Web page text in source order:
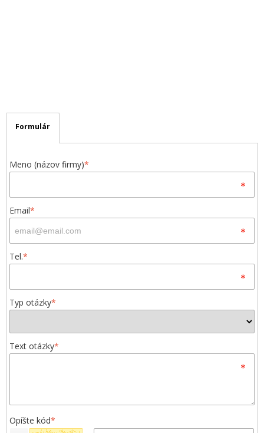
Formulár
Meno (názov firmy)*
Email*
Tel.*
Typ otázky*
Text otázky*
Opíšte kód*